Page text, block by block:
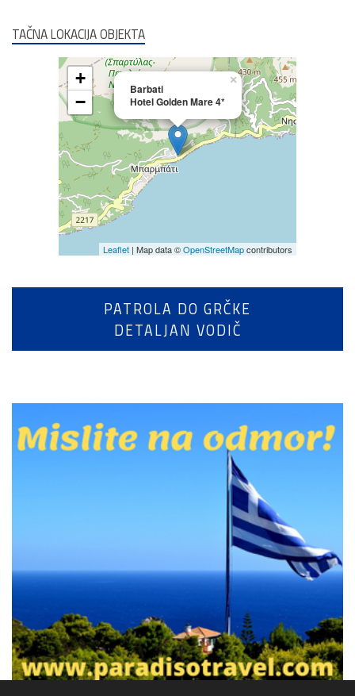
TAČNA LOKACIJA OBJEKTA
Barbati
Hotel Golden Mare 4*
×
+
−
Leaflet | Map data ©OpenStreetMapcontributors
PATROLA DO GRČKE
DETALJAN VODIČ